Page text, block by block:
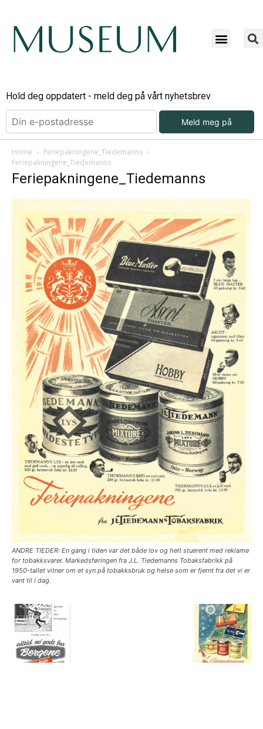
Hold deg oppdatert - meld deg på vårt nyhetsbrev
Meld meg på
Home
Feriepakningene_Tiedemanns
Feriepakningene_Tiedemanns
Feriepakningene_Tiedemanns
ANDRE TIEDER: En gang i tiden var det både lov og helt stuerent med reklame
for tobakksvarer. Markedsføringen fra J.L. Tiedemanns Tobaksfabrikk på
1950-tallet vitner om et syn på tobakksbruk og helse som er fjernt fra det vi er
vant til i dag.